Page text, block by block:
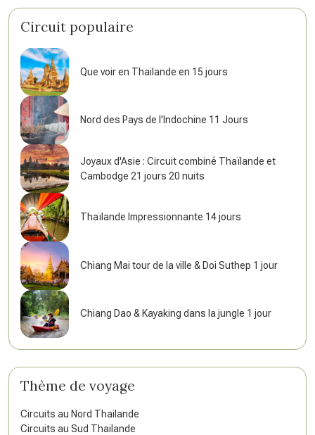
Circuit populaire
Que voir en Thailande en 15 jours
Nord des Pays de l'Indochine 11 Jours
Joyaux d'Asie : Circuit combiné Thaïlande et
Cambodge 21 jours 20 nuits
Thaïlande Impressionnante 14 jours
Chiang Mai tour de la ville & Doi Suthep 1 jour
Chiang Dao & Kayaking dans la jungle 1 jour
Thème de voyage
Circuits au Nord Thailande
Circuits au Sud Thailande